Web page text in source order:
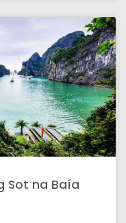
Sot na Baía